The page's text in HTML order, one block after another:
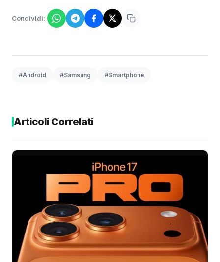
Condividi:
#Android #Samsung #Smartphone
Articoli Correlati